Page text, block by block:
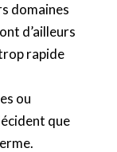
domaines
d’ailleurs
rapide
ou
que